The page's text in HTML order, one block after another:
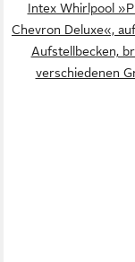
Intex Whirlpool
Chevron Deluxe«,
Aufstellbecken,
verschiedenen